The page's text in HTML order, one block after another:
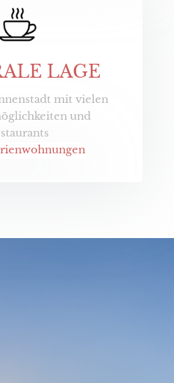
LAGE
mit vielen
und